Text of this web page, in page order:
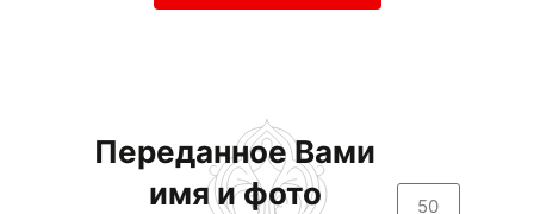
Переданное Вами
имя и фото